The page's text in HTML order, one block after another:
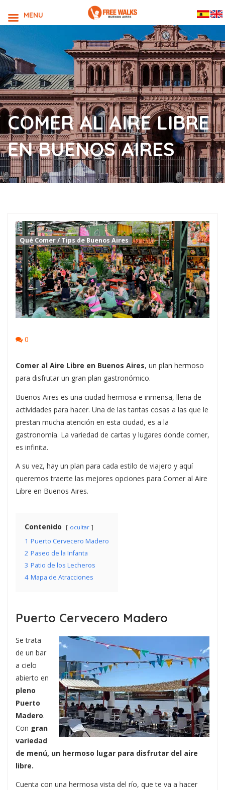
COMER AL AIRE LIBRE
EN BUENOS AIRES
Qué Comer/ Tips de Buenos Aires
0
Comer al Aire Libre en Buenos Aires, un plan hermoso
para disfrutar un gran plan gastronómico.
Buenos Aires es una ciudad hermosa e inmensa, llena de
actividades para hacer. Una de las tantas cosas a las que le
prestan mucha atención en esta ciudad, es a la
gastronomía. La variedad de cartas y lugares donde comer,
es infinita.
A su vez, hay un plan para cada estilo de viajero y aquí
queremos traerte las mejores opciones para Comer al Aire
Libre en Buenos Aires.
Contenido ocultar
1 Puerto Cervecero Madero
2 Paseo de la Infanta
3 Patio de los Lecheros
4 Mapa de Atracciones
Puerto Cervecero Madero
Se trata
de un bar
a cielo
abierto en
pleno
Puerto
Madero.
Con gran
variedad
de menú, un hermoso lugar para disfrutar del aire
libre.
Cuenta con una hermosa vista del río, que te va a hacer
MENU